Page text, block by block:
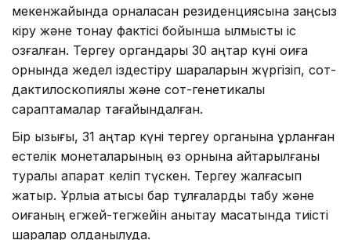
мекенжайында орналасқан резиденциясына заңсыз
кіру және тонау фактісі бойынша қылмыстық іс
қозғалған. Тергеу органдары 30 қаңтар күні оқиға
орнында жедел іздестіру шараларын жүргізіп, сот-
дактилоскопиялық және сот-генетикалық
сараптамалар тағайындалған.
Бір қызығы, 31 қаңтар күні тергеу органына ұрланған
естелік монеталарының өз орнына қайтарылғаны
туралы ақпарат келіп түскен. Тергеу жалғасып
жатыр. Ұрлыққа қатысы бар тұлғаларды табу және
оқиғаның егжей-тегжейін анықтау мақсатында тиісті
шаралар қолданылуда.